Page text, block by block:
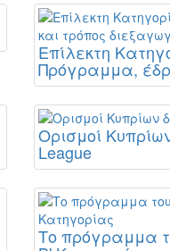
Επίλεκτη
Πρόγραμμα,
Ορισμοί
League
Το πρόγραμμα